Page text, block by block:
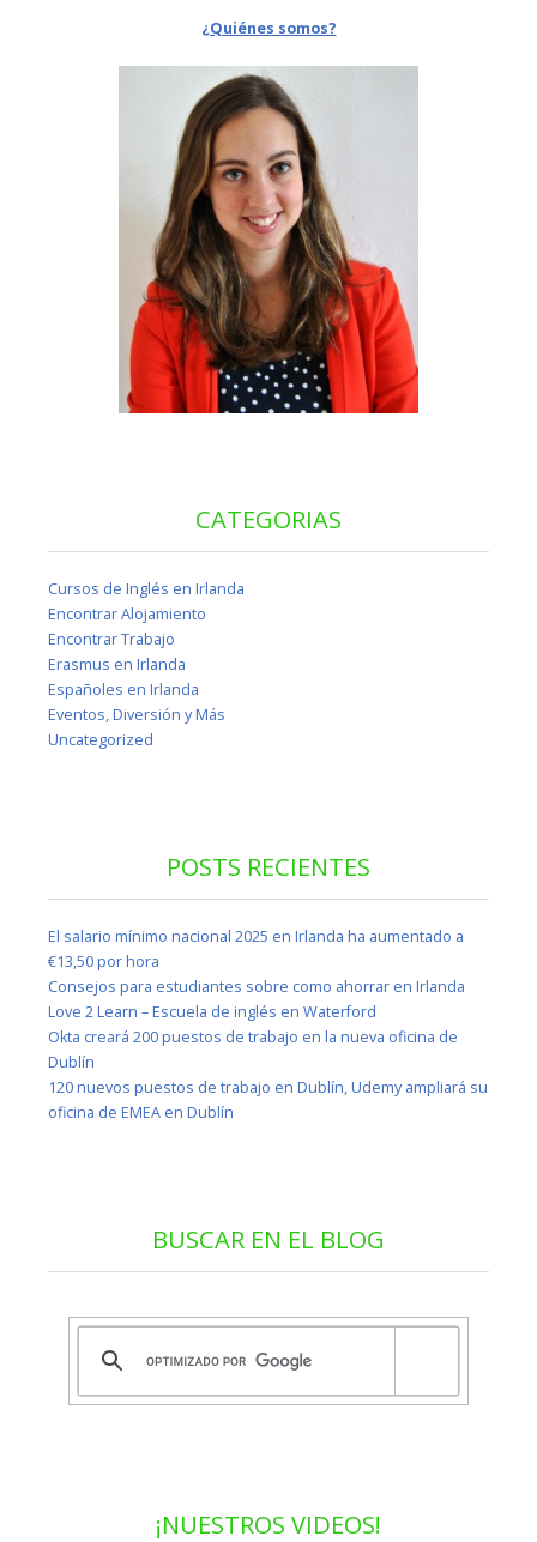
¿Quiénes somos?
CATEGORIAS
Cursos de Inglés en Irlanda
Encontrar Alojamiento
Encontrar Trabajo
Erasmus en Irlanda
Españoles en Irlanda
Eventos, Diversión y Más
Uncategorized
POSTS RECIENTES
El salario mínimo nacional 2025 en Irlanda ha aumentado a
€13,50 por hora
Consejos para estudiantes sobre como ahorrar en Irlanda
Love 2 Learn – Escuela de inglés en Waterford
Okta creará 200 puestos de trabajo en la nueva oficina de
Dublín
120 nuevos puestos de trabajo en Dublín, Udemy ampliará su
oficina de EMEA en Dublín
BUSCAR EN EL BLOG
¡NUESTROS VIDEOS!